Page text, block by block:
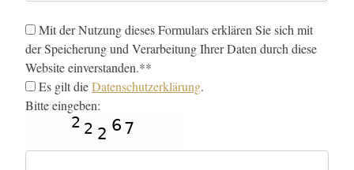
Mit der Nutzung dieses Formulars erklären Sie sich mit
der Speicherung und Verarbeitung Ihrer Daten durch diese
Website einverstanden.**
Es gilt dieDatenschutzerklärung.
Bitte eingeben: